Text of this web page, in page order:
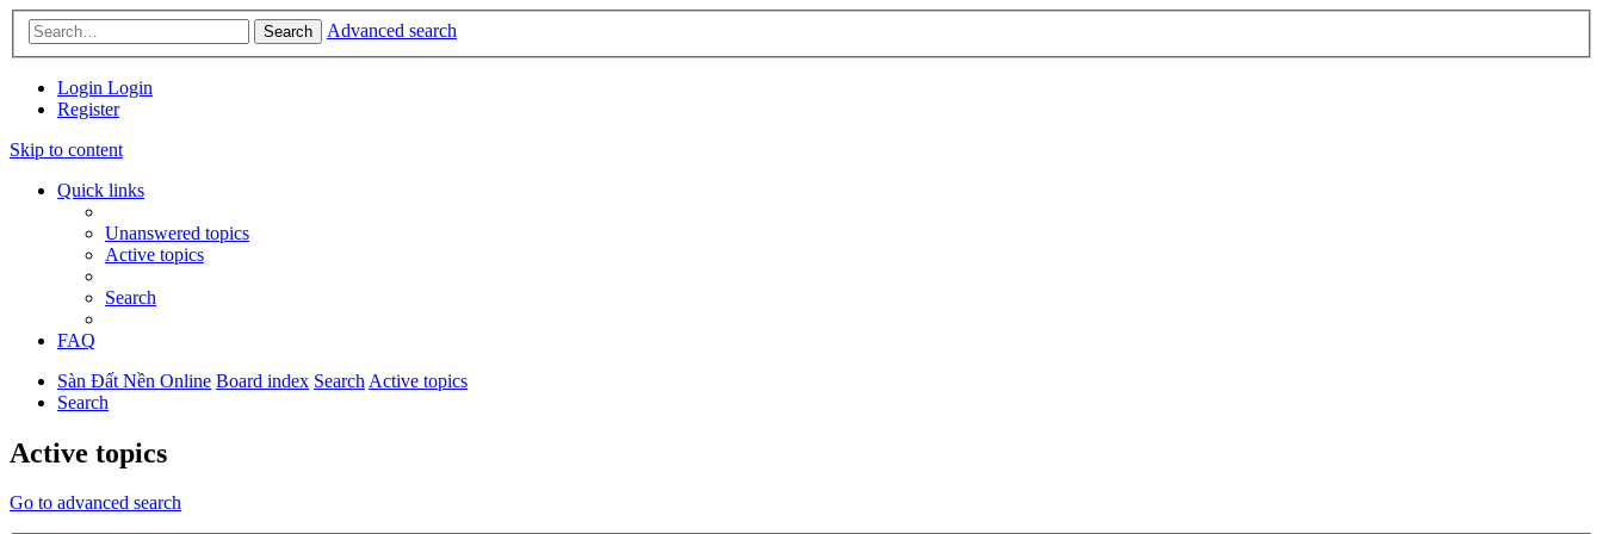
Search Advanced search
Login Login
Register
Skip to content
Quick links
Unanswered topics
Active topics
Search
FAQ
Sàn Đất Nền Online Board index Search Active topics
Search
Active topics
Go to advanced search